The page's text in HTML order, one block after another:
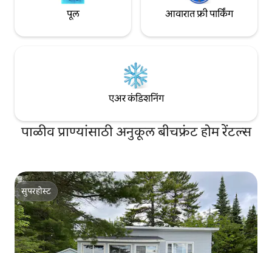
पूल आवारात फ्री पार्किंग
एअर कंडिशनिंग
पाळीव प्राण्यांसाठी अनुकूल बीचफ्रंट होम रेंटल्स
सुपरहोस्ट
सुपरहोस्ट